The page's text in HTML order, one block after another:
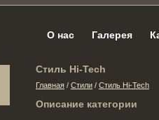
О нас Галерея
Стиль Hi-Tech
Главная / Стили / Стиль Hi-Tech
Описание категории